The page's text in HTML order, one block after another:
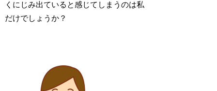
くにじみ出ていると感じてしまうのは私
だけでしょうか？